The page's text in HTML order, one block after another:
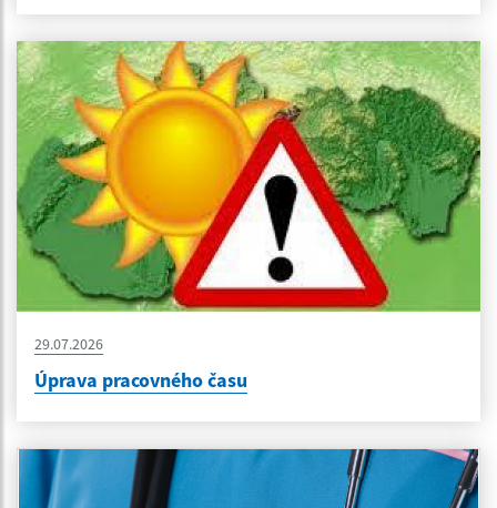
29.07.2026
Úprava pracovného času